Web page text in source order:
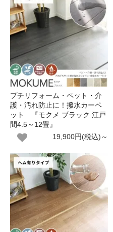
プチリフォーム・ペット・介
護・汚れ防止に！撥水カーペ
ット 『モクメ ブラック 江戸
間4.5～12畳』
19,900円(税込)～